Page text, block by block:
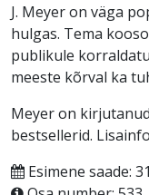
J. Meyer on väga
hulgas. Tema
publikule
meeste kõrval ka
Meyer on
bestsellerid.
Esimene saade: